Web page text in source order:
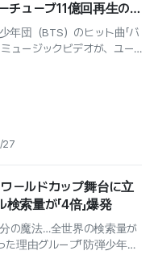
チューブ11億回再生の
年団（BTS）のヒット曲「バ
ュージックビデオが、ユー
27
ールドカップ舞台に立
索量が「4倍」爆発
分の魔法…全世界の検索量が
理由グループ「防弾少年団」